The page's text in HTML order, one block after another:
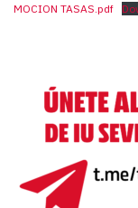
MOCION TASAS.pdf